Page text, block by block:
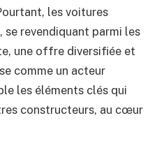
les voitures
se revendiquant parmi les
une offre diversifiée et
comme un acteur
les éléments clés qui
constructeurs, au cœur